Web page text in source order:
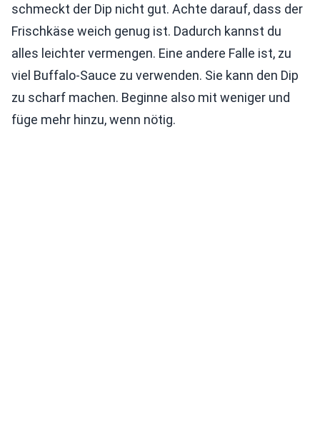
schmeckt der Dip nicht gut. Achte darauf, dass der
Frischkäse weich genug ist. Dadurch kannst du
alles leichter vermengen. Eine andere Falle ist, zu
viel Buffalo-Sauce zu verwenden. Sie kann den Dip
zu scharf machen. Beginne also mit weniger und
füge mehr hinzu, wenn nötig.